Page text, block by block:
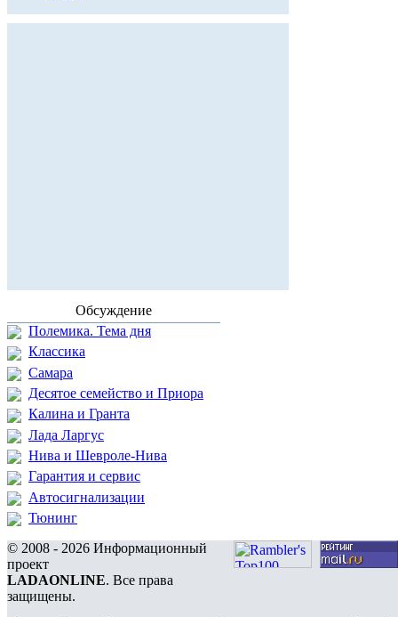
Обсуждение
Полемика. Тема дня
Классика
Самара
Десятое семейство и Приора
Калина и Гранта
Лада Ларгус
Нива и Шевроле-Нива
Гарантия и сервис
Автосигнализации
Тюнинг
© 2008 - 2026 Информационный
проект
LADAONLINE. Все права
защищены.